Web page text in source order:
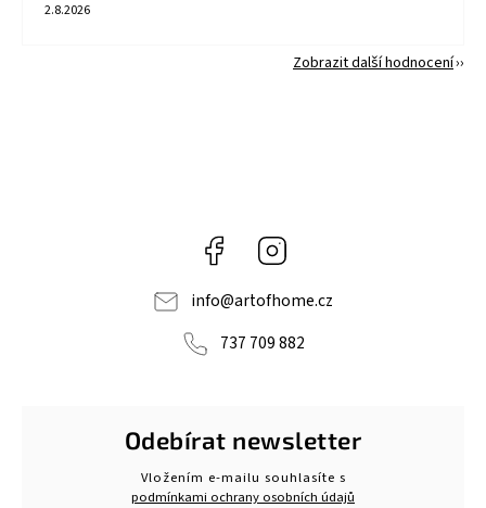
2.8.2026
Zobrazit další hodnocení
Facebook
info@artofhome.cz
737 709 882
Odebírat newsletter
Vložením e-mailu souhlasíte s
podmínkami ochrany osobních údajů